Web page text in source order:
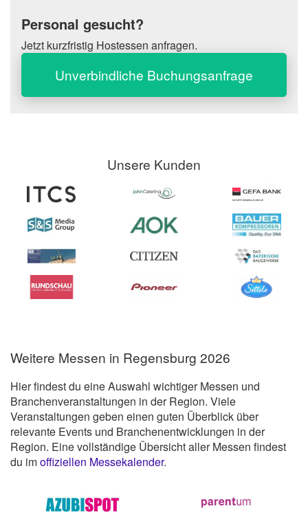
Personal gesucht?
Jetzt kurzfristig Hostessen anfragen.
Unverbindliche Buchungsanfrage
Unsere Kunden
Weitere Messen in Regensburg 2026
Hier findest du eine Auswahl wichtiger Messen und
Branchenveranstaltungen in der Region. Viele
Veranstaltungen geben einen guten Überblick über
relevante Events und Branchenentwicklungen in der
Region. Eine vollständige Übersicht aller Messen findest
du imoffiziellen Messekalender.